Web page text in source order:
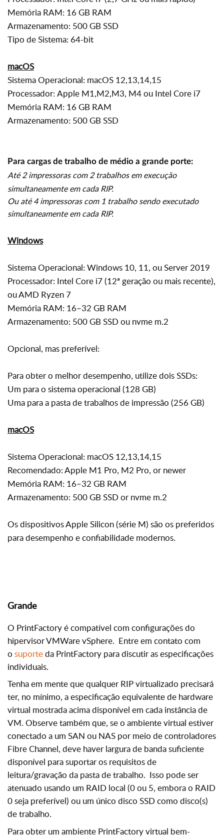
Memória RAM: 16 GB RAM
Armazenamento: 500 GB SSD
Tipo de Sistema: 64-bit
macOS
Sistema Operacional: macOS 12,13,14,15
Processador: Apple M1,M2,M3, M4 ou Intel Core i7
Memória RAM: 16 GB RAM
Armazenamento: 500 GB SSD
Para cargas de trabalho de médio a grande porte:
Até 2 impressoras com 2 trabalhos em execução
simultaneamente em cada RIP.
Ou até 4 impressoras com 1 trabalho sendo executado
simultaneamente em cada RIP.
Windows
Sistema Operacional: Windows 10, 11, ou Server 2019
Processador: Intel Core i7 (12ª geração ou mais recente),
ou AMD Ryzen 7
Memória RAM: 16–32 GB RAM
Armazenamento: 500 GB SSD ou nvme m.2
Opcional, mas preferível:
Para obter o melhor desempenho, utilize dois SSDs:
Um para o sistema operacional (128 GB)
Uma para a pasta de trabalhos de impressão (256 GB)
macOS
Sistema Operacional: macOS 12,13,14,15
Recomendado: Apple M1 Pro, M2 Pro, or newer
Memória RAM: 16–32 GB RAM
Armazenamento: 500 GB SSD or nvme m.2
Os dispositivos Apple Silicon (série M) são os preferidos
para desempenho e confiabilidade modernos.
Grande
O PrintFactory é compatível com configurações do
hipervisor VMWare vSphere. Entre em contato com
o suporteda PrintFactory para discutir as especificações
individuais.
Tenha em mente que qualquer RIP virtualizado precisará
ter, no mínimo, a especificação equivalente de hardware
virtual mostrada acima disponível em cada instância de
VM. Observe também que, se o ambiente virtual estiver
conectado a um SAN ou NAS por meio de controladores
Fibre Channel, deve haver largura de banda suficiente
disponível para suportar os requisitos de
leitura/gravação da pasta de trabalho. Isso pode ser
atenuado usando um RAID local (0 ou 5, embora o RAID
0 seja preferível) ou um único disco SSD como disco(s)
de trabalho.
Para obter um ambiente PrintFactory virtual bem-